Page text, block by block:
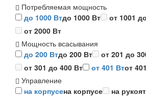
Потребляемая мощность
до 1000 Втдо 1000 Вт
от 1001
от 2000 Вт
Мощность всасывания
до 200 Втдо 200 Вт
от 201 до
от 301 до 400 Вт
от 401 Втот
Управление
на корпусена корпусе
на